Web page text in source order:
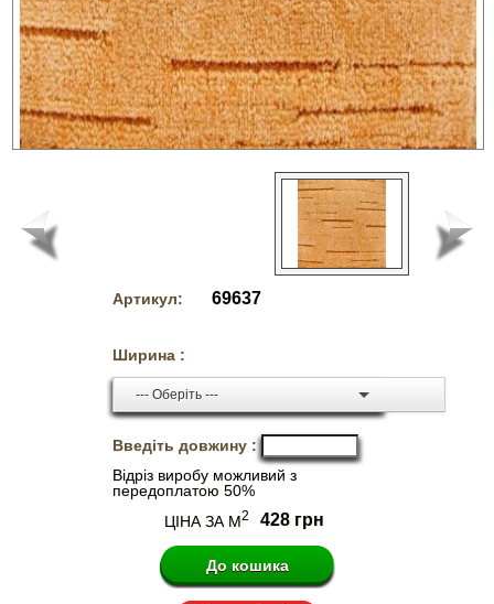
Артикул: 69637
Ширина :
--- Оберіть ---
Введіть довжину :
Відріз виробу можливий з
передоплатою 50%
ЦІНА ЗА М2 428 грн